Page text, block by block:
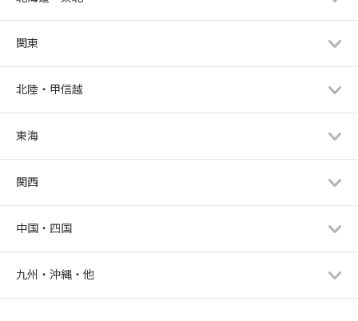
関東
北陸・甲信越
東海
関西
中国・四国
九州・沖縄・他